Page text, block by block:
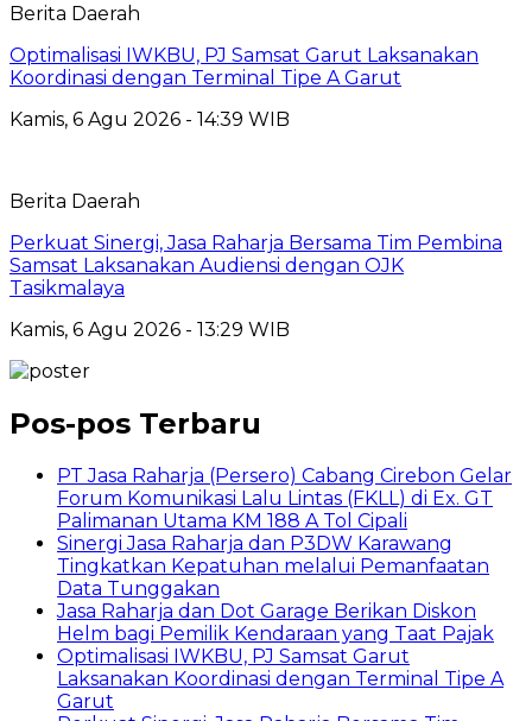
Berita Daerah
Optimalisasi IWKBU, PJ Samsat Garut Laksanakan
Koordinasi dengan Terminal Tipe A Garut
Kamis, 6 Agu 2026 - 14:39 WIB
Berita Daerah
Perkuat Sinergi, Jasa Raharja Bersama Tim Pembina
Samsat Laksanakan Audiensi dengan OJK
Tasikmalaya
Kamis, 6 Agu 2026 - 13:29 WIB
Pos-pos Terbaru
PT Jasa Raharja (Persero) Cabang Cirebon Gelar
Forum Komunikasi Lalu Lintas (FKLL) di Ex. GT
Palimanan Utama KM 188 A Tol Cipali
Sinergi Jasa Raharja dan P3DW Karawang
Tingkatkan Kepatuhan melalui Pemanfaatan
Data Tunggakan
Jasa Raharja dan Dot Garage Berikan Diskon
Helm bagi Pemilik Kendaraan yang Taat Pajak
Optimalisasi IWKBU, PJ Samsat Garut
Laksanakan Koordinasi dengan Terminal Tipe A
Garut